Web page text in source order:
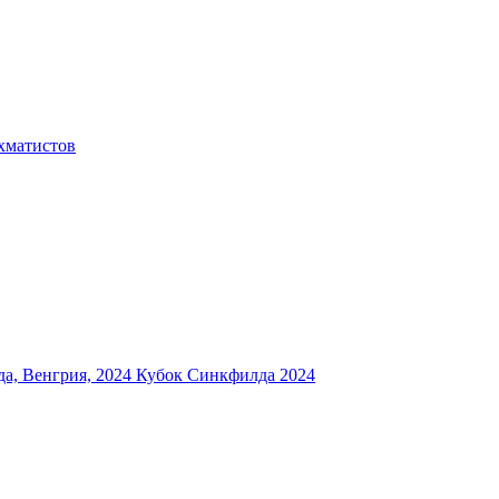
Венгрия, 2024 Кубок Синкфилда 2024